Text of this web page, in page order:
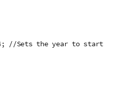
//Sets the year to start